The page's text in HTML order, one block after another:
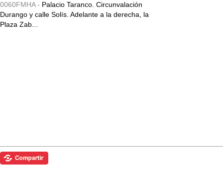
0060FMHA - Palacio Taranco. Circunvalación
Durango y calle Solís. Adelante a la derecha, la
Plaza Zab...